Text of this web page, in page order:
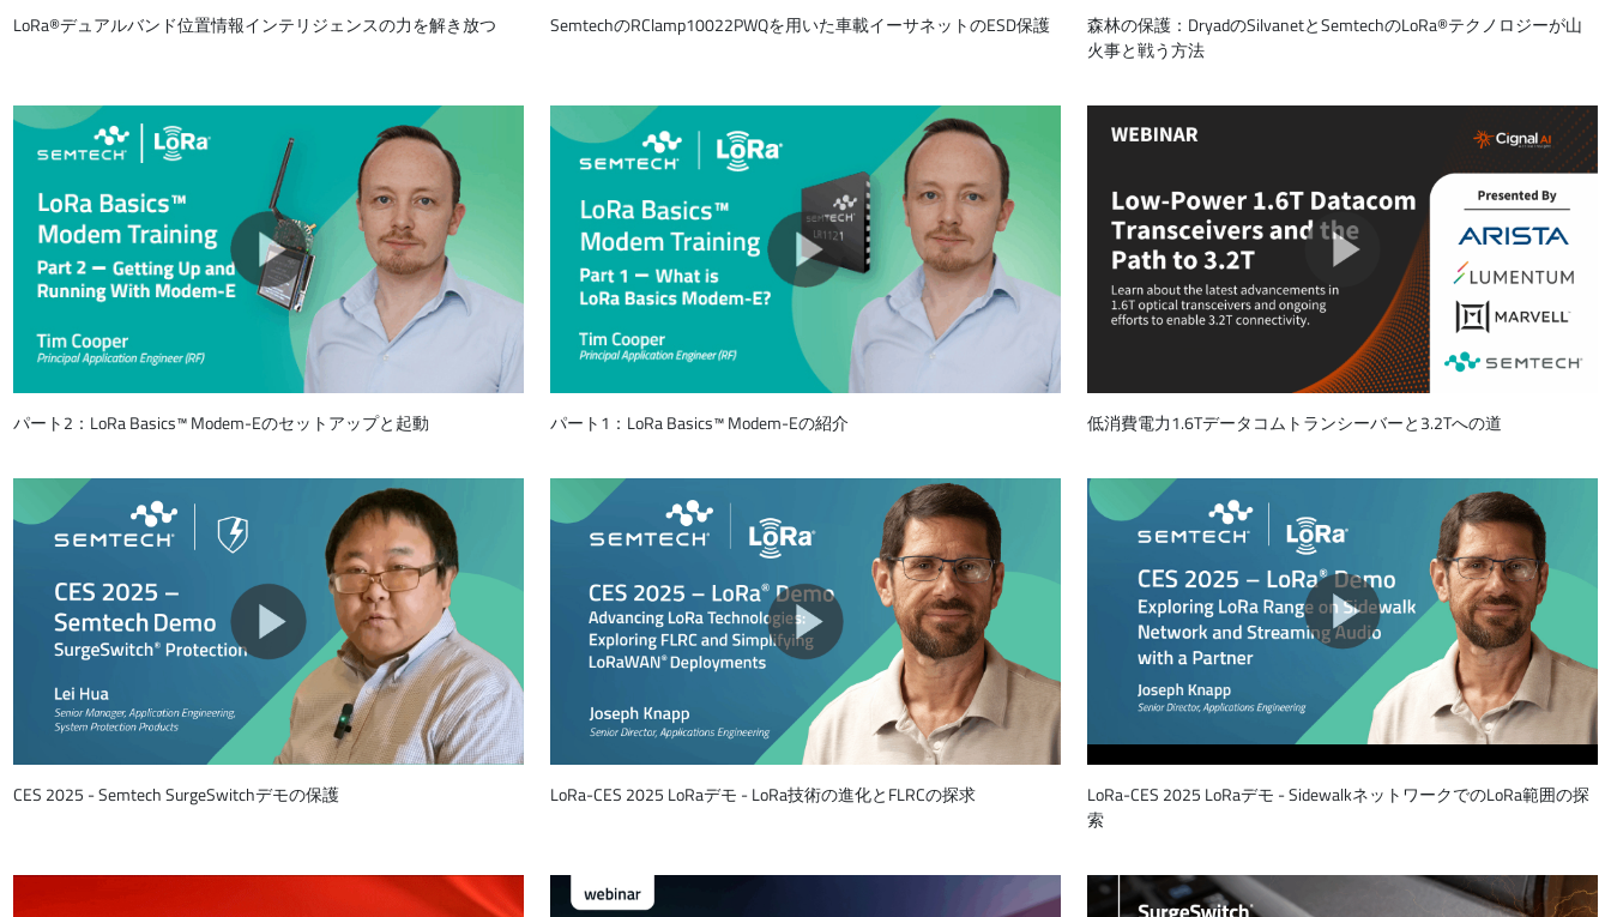
LoRa®デュアルバンド位置情報インテリジェンスの力を解き放つ SemtechのRClamp10022PWQを用いた車載イーサネットのESD保護
森林の保護：DryadのSilvanetとSemtechのLoRa®テクノロジーが山
火事と戦う方法
パート2：LoRa Basics™ Modem-Eのセットアップと起動 パート1：LoRa Basics™ Modem-Eの紹介 低消費電力1.6Tデータコムトランシーバーと3.2Tへの道
CES 2025 - Semtech SurgeSwitchデモの保護 LoRa-CES 2025 LoRaデモ - LoRa技術の進化とFLRCの探求
LoRa-CES 2025 LoRaデモ - SidewalkネットワークでのLoRa範囲の探
索